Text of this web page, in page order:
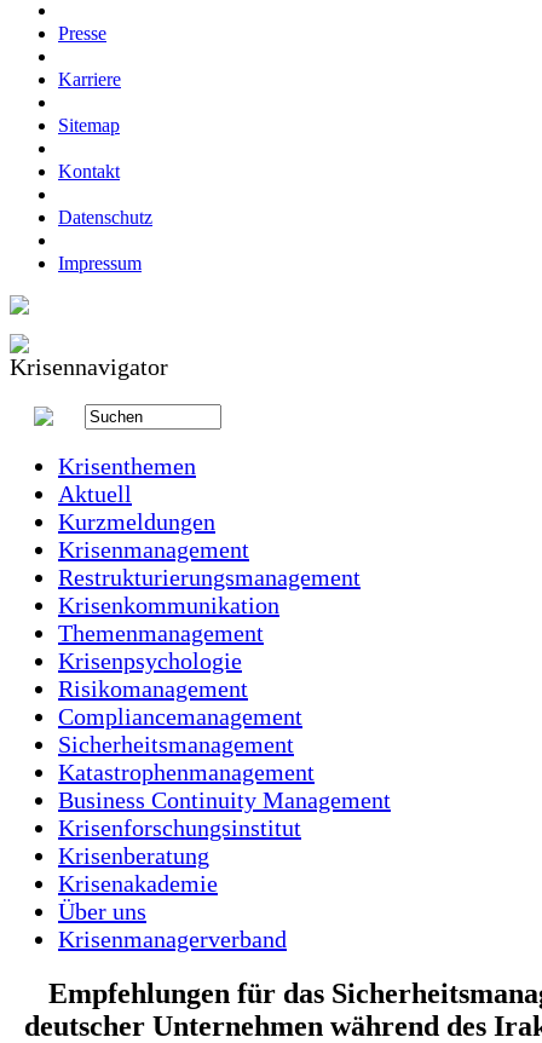
Presse
Karriere
Sitemap
Kontakt
Datenschutz
Impressum
Krisenthemen
Aktuell
Kurzmeldungen
Krisenmanagement
Restrukturierungsmanagement
Krisenkommunikation
Themenmanagement
Krisenpsychologie
Risikomanagement
Compliancemanagement
Sicherheitsmanagement
Katastrophenmanagement
Business Continuity Management
Krisenforschungsinstitut
Krisenberatung
Krisenakademie
Über uns
Krisenmanagerverband
Empfehlungen für das
deutscher Unternehmen während des